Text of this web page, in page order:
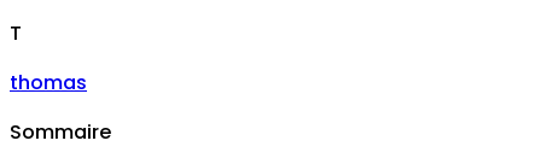
T
thomas
Sommaire